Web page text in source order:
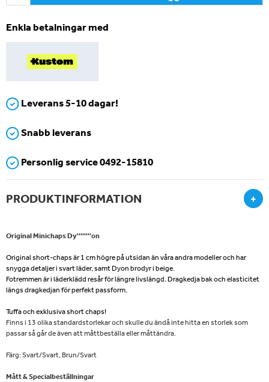
Enkla betalningar med
Leverans 5-10 dagar!
Snabb leverans
Personlig service 0492-15810
PRODUKTINFORMATION +
Original Minichaps Dy''''''''on
Original short-chaps är 1 cm högre på utsidan än våra andra modeller och har
snygga detaljer i svart läder, samt Dyon brodyr i beige.
Fotremmen är i läderklädd resår för längre livslängd. Dragkedja bak och elasticitet
längs dragkedjan för perfekt passform.
Tuffa och exklusiva short chaps!
Finns i 13 olika standardstorlekar och skulle du ändå inte hitta en storlek som
passar så går de även att måttbeställa eller måttändra.
Färg: Svart/Svart, Brun/Svart
Mått & Specialbeställningar